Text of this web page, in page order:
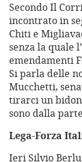
Secondo Il
incontrato in
Chiti e
senza la quale
emendamenti
Si parla delle
Mucchetti,
tirarci un
sono dalla
Lega-Forza
Ieri Silvio